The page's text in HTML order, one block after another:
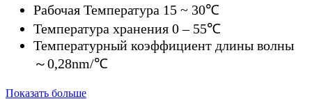
Рабочая Температура 15 ~ 30℃
Температура хранения 0 – 55℃
Температурный коэффициент длины волны
～0,28nm/℃
Показать больше